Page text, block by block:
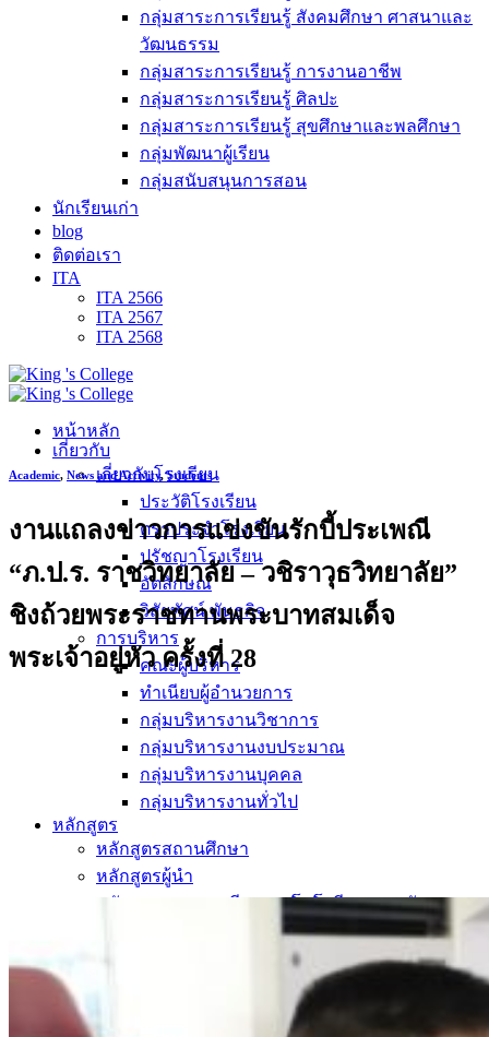
กลุ่มสาระการเรียนรู้ สังคมศึกษา ศาสนาและ
วัฒนธรรม
กลุ่มสาระการเรียนรู้ การงานอาชีพ
กลุ่มสาระการเรียนรู้ ศิลปะ
กลุ่มสาระการเรียนรู้ สุขศึกษาและพลศึกษา
กลุ่มพัฒนาผู้เรียน
กลุ่มสนับสนุนการสอน
นักเรียนเก่า
blog
ติดต่อเรา
ITA
ITA 2566
ITA 2567
ITA 2568
หน้าหลัก
เกี่ยวกับ
เกี่ยวกับโรงเรียน
ประวัติโรงเรียน
ตราประจำโรงเรียน
ปรัชญาโรงเรียน
อัตลักษณ์
วิสัยทัศน์ พันธกิจ
การบริหาร
คณะผู้บริหาร
ทำเนียบผู้อำนวยการ
กลุ่มบริหารงานวิชาการ
กลุ่มบริหารงานงบประมาณ
กลุ่มบริหารงานบุคคล
กลุ่มบริหารงานทั่วไป
หลักสูตร
หลักสูตรสถานศึกษา
หลักสูตรผู้นำ
หลักสูตรแผนการเรียนเทคโนโลยีและการจัดการ
Academic, News and Activity,Students
งานแถลงข่าวการแข่งขันรักบี้ประเพณี
“ภ.ป.ร. ราชวิทยาลัย – วชิราวุธวิทยาลัย”
ชิงถ้วยพระราชทานพระบาทสมเด็จ
พระเจ้าอยู่หัว ครั้งที่ 28